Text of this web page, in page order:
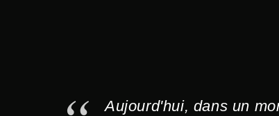
Aujourd'hui, dans un